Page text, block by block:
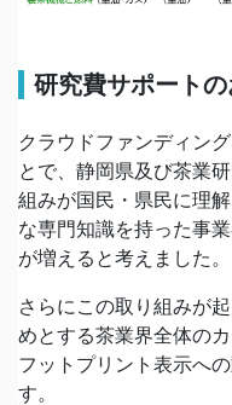
研究費サポート
クラウドファンディン
とで、静岡県及び茶業
組みが国民・県民に理
な専門知識を持った事
が増えると考えました。
さらにこの取り組みが
めとする茶業界全体の
フットプリント表示へ
す。